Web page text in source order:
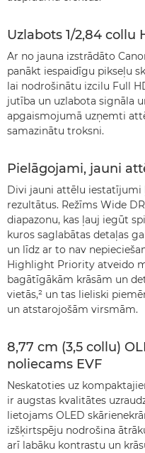
Uzlabots 1/2,84 collu
Ar no jauna izstrādāto
panākt iespaidīgu pikseļu
lai nodrošinātu izcilu Full
jutība un uzlabota signāla
apgaismojumā uzņemti
samazinātu troksni.
Pielāgojami, jauni
Divi jauni attēlu iestatījumi
rezultātus. Režīms Wide
diapazonu, kas ļauj iegūt
kuros saglabātas detaļas
un līdz ar to nav
Highlight Priority atveido
bagātīgākām krāsām un
vietās,² un tas lieliski
un atstarojošām virsmām.
8,77 cm (3,5 collu)
noliecams EVF
Neskatoties uz
ir augstas kvalitātes
lietojams OLED
izšķirtspēju nodrošina
arī labāku kontrastu un